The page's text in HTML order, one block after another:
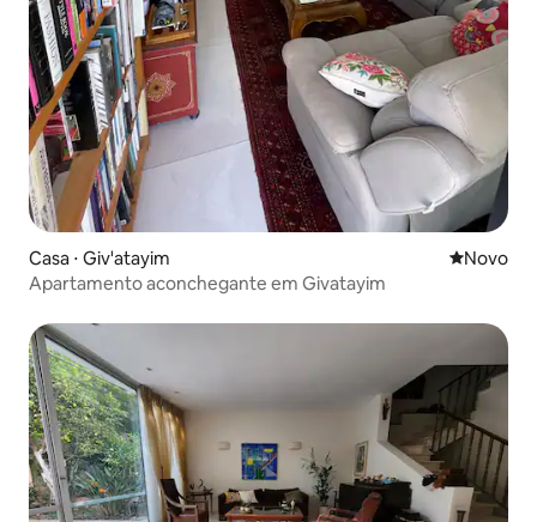
Casa ⋅ Giv'atayim Novo
Novo
Apartamento aconchegante em Givatayim